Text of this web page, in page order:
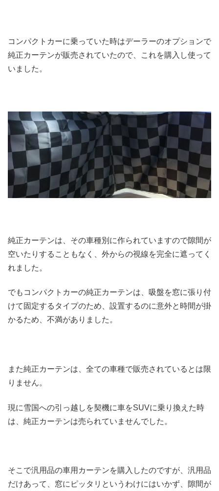
コンパクトカーに乗っていた時はデーラーのオプションで
純正カーテンが販売されていたので、これを購入し使って
いました。
純正カーテンは、その車種別に作られていますので隙間が
空いたりすることもなく、外からの視線を完全に遮ってく
れました。
でもコンパクトカーの純正カーテンは、吸盤を窓に張り付
けて固定するタイプのため、設置するのに意外と時間が掛
かるため、不満がありました。
また純正カーテンは、全ての車種で販売されているとは限
りません。
現に雪国への引っ越しを契機に車をSUVに乗り換えた時
は、純正カーテンは売られていませんでした。
そこで汎用品の車用カーテンを購入したのですが、汎用品
だけあって、窓にピッタリというわけにはいかず、隙間が